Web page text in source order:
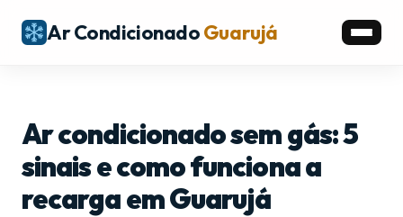
Ar CondicionadoGuarujá
Ar condicionado sem gás: 5
sinais e como funciona a
recarga em Guarujá